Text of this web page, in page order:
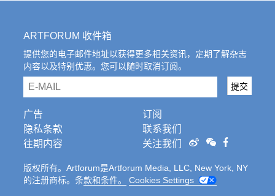
ARTFORUM 收件箱
提供您的电子邮件地址以获得更多相关资讯，定期了解杂志
内容以及特别优惠。您可以随时取消订阅。
email 提交
广告
隐私条款
往期内容
订阅
联系我们
关注我们
版权所有。Artforum是Artforum Media, LLC, New York, NY
的注册商标。条款和条件。 Cookies Settings